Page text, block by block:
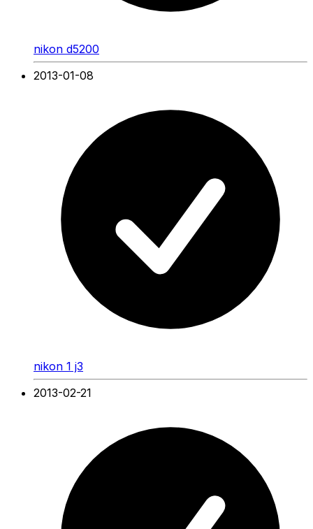
nikon d5200
2013-01-08
nikon 1 j3
2013-02-21